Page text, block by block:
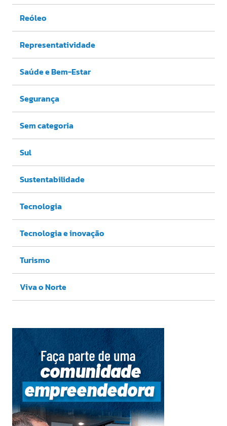
Reóleo
Representatividade
Saúde e Bem-Estar
Segurança
Sem categoria
Sul
Sustentabilidade
Tecnologia
Tecnologia e inovação
Turismo
Viva o Norte